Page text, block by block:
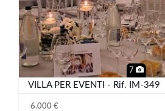
7
VILLA PER EVENTI - Rif. IM-349
6.000 €